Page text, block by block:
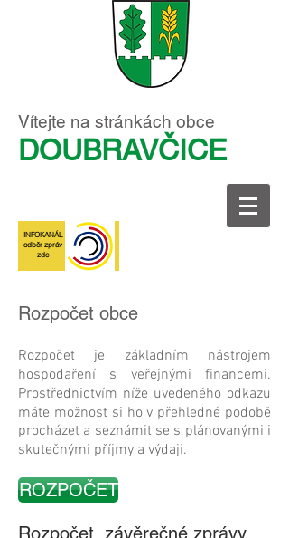
Vítejte na stránkách obce
DOUBRAVČICE
INFOKANÁL
odběr zpráv
zde
Rozpočet obce
Rozpočet je základním nástrojem
hospodaření s veřejnými financemi.
Prostřednictvím níže uvedeného odkazu
máte možnost si ho v přehledné podobě
procházet a seznámit se s plánovanými i
skutečnými příjmy a výdaji.
ROZPOČET
Rozpočet, závěrečné zprávy